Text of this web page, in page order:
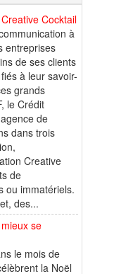
Cocktail
à
entreprises
de ses clients
à leur savoir-
grands
le Crédit
de
dans trois
Creative
de
ou immatériels.
des...
se
le mois de
la Noël